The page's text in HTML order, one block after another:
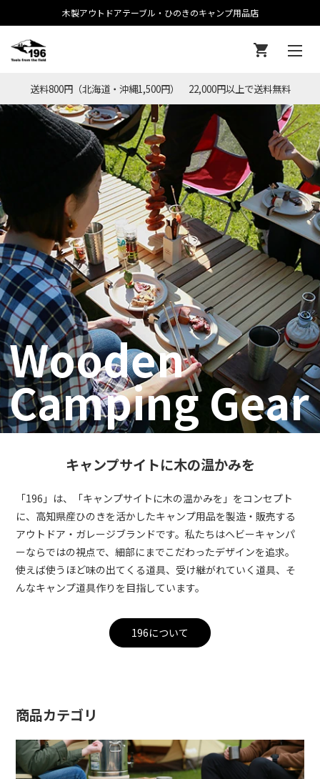
木製アウトドアテーブル・ひのきのキャンプ用品店
送料800円（北海道・沖縄1,500円） 22,000円以上で送料無料
Wooden
Camping Gear
キャンプサイトに木の温かみを
「196」は、「キャンプサイトに木の温かみを」をコンセプト
に、高知県産ひのきを活かしたキャンプ用品を製造・販売する
アウトドア・ガレージブランドです。私たちはヘビーキャンパ
ーならではの視点で、細部にまでこだわったデザインを追求。
使えば使うほど味の出てくる道具、受け継がれていく道具、そ
んなキャンプ道具作りを目指しています。
196について
商品カテゴリ